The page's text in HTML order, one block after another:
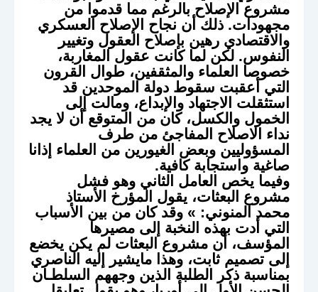
مشروع الإصلاح بالرغم مما قدموا من
مجهودات. ذلك أن نجاح الإصلاح العسكري
والاقتصادي رهين بإصلاح العقول وتغيير
النفوس. لكن لما كانت عقول المغاربة،
خصوصا العلماء والمثقفين، طوال القرون
التي أعقبت سقوط دولة الموحدين قد
استثقلت الاجتهاد والإبداع، ومالت إلى
الخمول والكسل، كان من المتوقع أن لا يجد
نداء الاصلاح المفاجئ من طرف
المسؤوليين وبعض الغيورين من العلماء إذانا
صاغية واستجابة كافية.
وفيما يخص العامل الثاني وهو فشل
مشروع البعثات، يقول المؤرخ الأستاذ
محمد المنوني: » وقد كان من بين الأسباب
التي أدت بهذه النخبة إلى مصيرها
المؤسف، أن مشروع البعثات لم يكن يخضع
إلى تصميم ثابت، وهذا مايشير إليه الناصري
بمناسبة ذكر الطلبة الذين وجههم السلطـان